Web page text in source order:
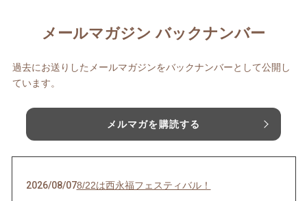
メールマガジン バックナンバー
過去にお送りしたメールマガジンをバックナンバーとして公開し
ています。
メルマガを購読する
2026/08/078/22は西永福フェスティバル！